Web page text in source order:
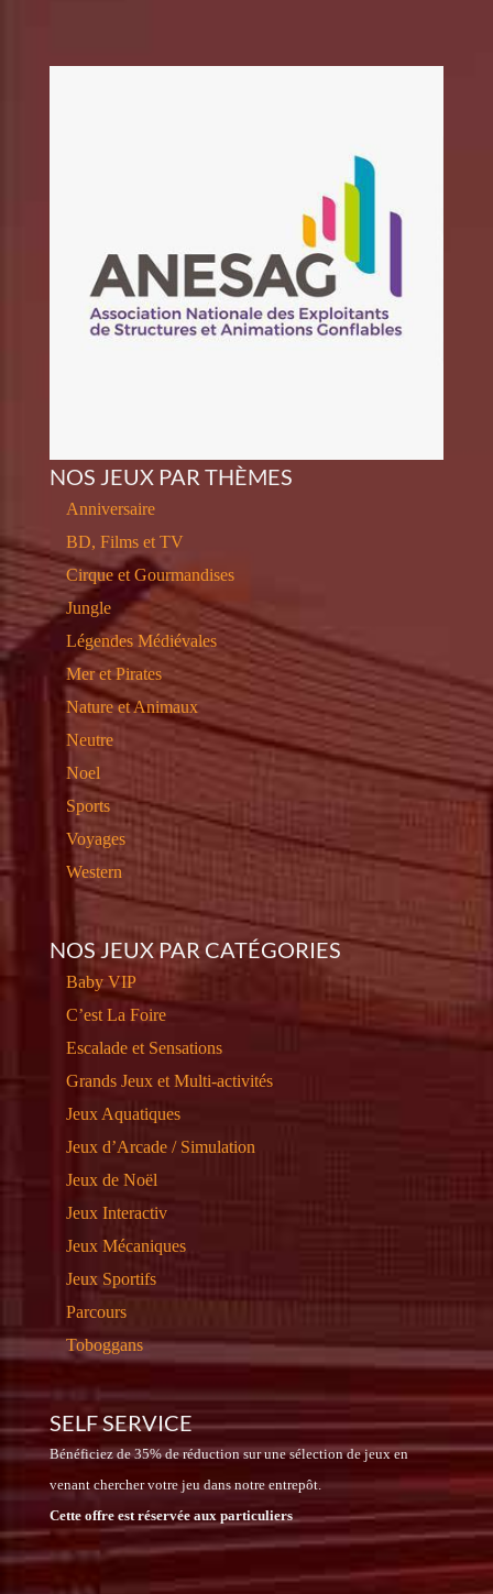
NOS JEUX PAR THÈMES
Anniversaire
BD, Films et TV
Cirque et Gourmandises
Jungle
Légendes Médiévales
Mer et Pirates
Nature et Animaux
Neutre
Noel
Sports
Voyages
Western
NOS JEUX PAR CATÉGORIES
Baby VIP
C’est La Foire
Escalade et Sensations
Grands Jeux et Multi-activités
Jeux Aquatiques
Jeux d’Arcade / Simulation
Jeux de Noël
Jeux Interactiv
Jeux Mécaniques
Jeux Sportifs
Parcours
Toboggans
SELF SERVICE
Bénéficiez de 35% de réduction sur une sélection de jeux en
venant chercher votre jeu dans notre entrepôt.
Cette offre est réservée aux particuliers